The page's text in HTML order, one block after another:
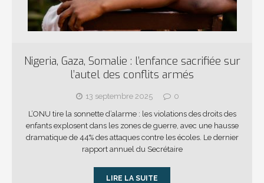
Nigeria, Gaza, Somalie : l’enfance sacrifiée sur
l’autel des conflits armés
13 septembre 2025
0
L’ONU tire la sonnette d’alarme : les violations des droits des
enfants explosent dans les zones de guerre, avec une hausse
dramatique de 44% des attaques contre les écoles. Le dernier
rapport annuel du Secrétaire
LIRE LA SUITE